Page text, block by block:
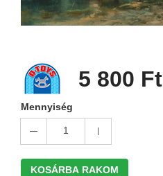
5 800 Ft
Mennyiség
1
KOSÁRBA RAKOM